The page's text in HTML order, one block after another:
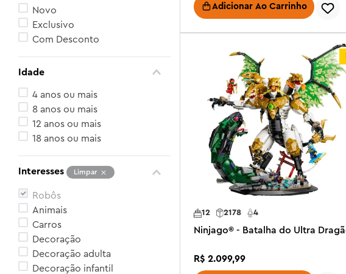
Ver mais 3
Novo
Exclusivo
Com Desconto
Idade
4 anos ou mais
8 anos ou mais
12 anos ou mais
18 anos ou mais
Interesses Limpar
Robôs
Animais
Carros
Decoração
Decoração adulta
Decoração infantil
Adicionar Ao Carrinho
2178 4
12
Ninjago® - Batalha do Ultra
R$ 2.099,99